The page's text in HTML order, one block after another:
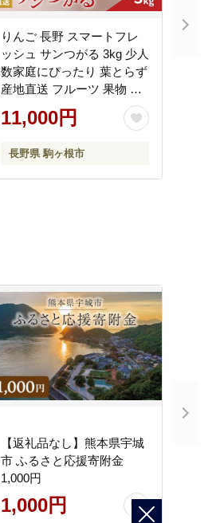
りんご 長野 スマートフレ
ッシュ サンつがる 3kg 少人
数家庭にぴったり 葉とらず
産地直送 フルーツ 果物 デ
ザート おやつ リンゴ 林檎
さんつがる 秋 旬 スムージ
県産 2026 2026年
11,000円
長野県 駒ヶ根市
【返礼品なし】熊本県宇城
市 ふるさと応援寄附金
1,000円
1,000円